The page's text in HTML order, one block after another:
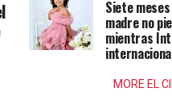
Siete
madre no
mientras
MORE EL